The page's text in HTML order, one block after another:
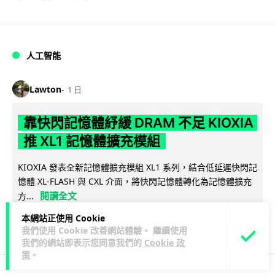
本網站正使用 Cookie
我們使用 Cookie 改善網站體驗。 繼續使用
我們的網站即表示您同意我們的 Cookie 政
策 。
人工智能
Lawton 1 日
靠快閃記憶體紓緩 DRAM 不足 KIOXIA
推 XL1 記憶體擴充模組
KIOXIA 發表全新記憶體擴充模組 XL1 系列，結合低延遲快閃記
憶體 XL-FLASH 與 CXL 介面，將快閃記憶體轉化為記憶體擴充
方...
閱讀全文
86 5↗ 分享